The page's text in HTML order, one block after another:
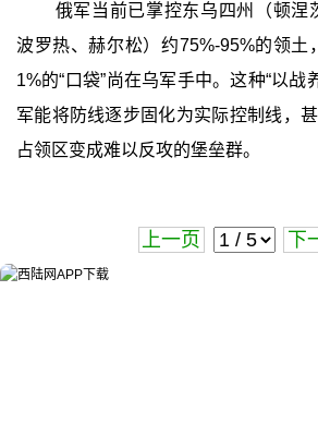
俄军当前已掌控东乌四州（顿涅
波罗热、赫尔松）约75%-95%的领土
1%的“口袋”尚在乌军手中。这种“以战
军能将防线逐步固化为实际控制线，
占领区变成难以反攻的堡垒群。
上一页 下